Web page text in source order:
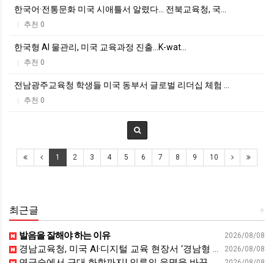
한국어·전통문화 미국 시애틀서 알렸다… 전북교육청, 국…
| 추천 0
한국형 AI 물관리, 미국 교육과정 진출...K-wat…
| 추천 0
전남광주교육청 학생들 미국 동부서 글로벌 리더십 체험 …
| 추천 0
1 2 3 4 5 6 7 8 9 10
+
최근글
2026/08/08
발음을 잘해야 하는 이유
2026/08/08
경남교육청, 미국 AI·디지털 교육 현장서 ‘경남형 해법’ 찾는다 - 뉴스프리존